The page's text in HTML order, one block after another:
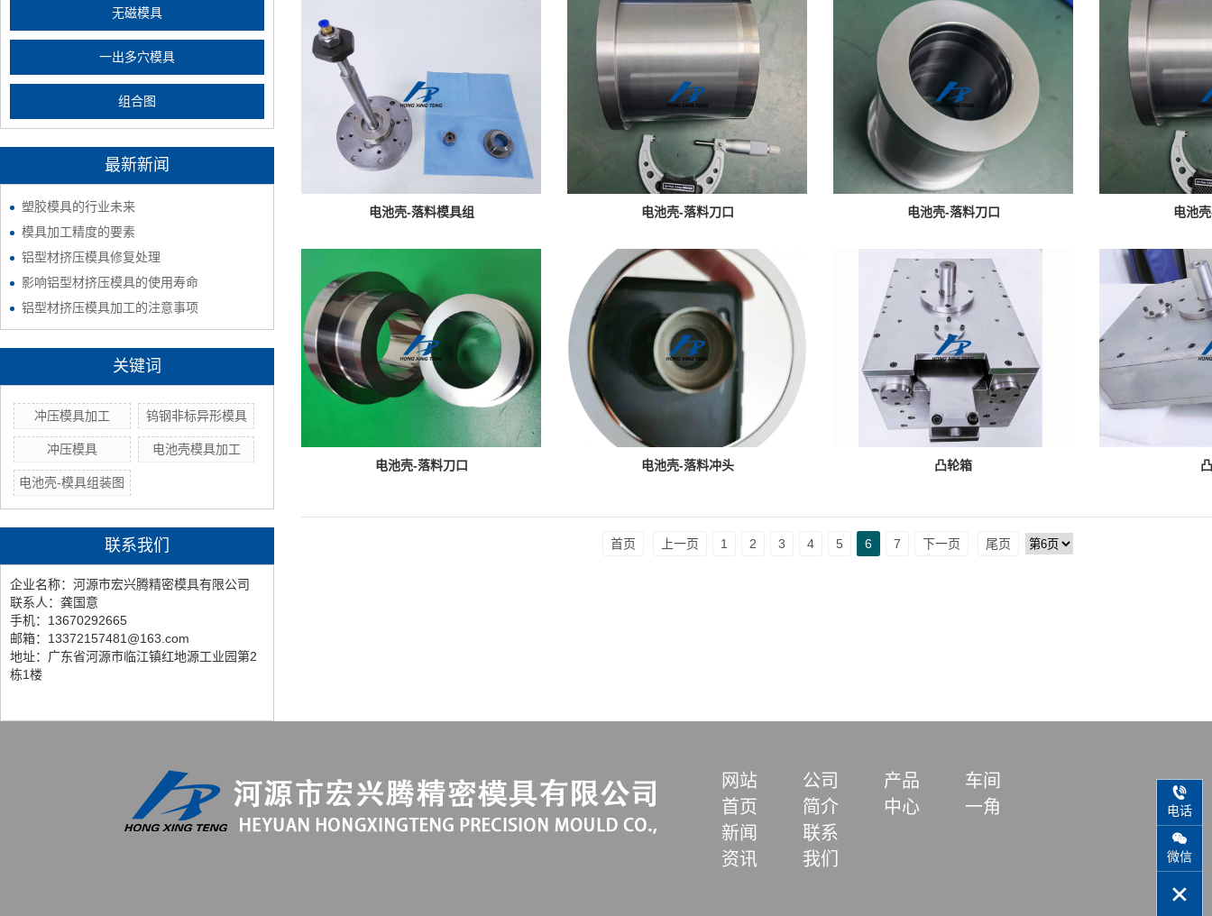
无磁模具
一出多穴模具
组合图
最新新闻
塑胶模具的行业未来
模具加工精度的要素
铝型材挤压模具修复处理
影响铝型材挤压模具的使用寿命
铝型材挤压模具加工的注意事项
关键词
冲压模具加工 钨钢非标异形模具
冲压模具 电池壳模具加工
电池壳-模具组装图
联系我们
企业名称：河源市宏兴腾精密模具有限公司
联系人：龚国意
手机：13670292665
邮箱：13372157481@163.com
地址：广东省河源市临江镇红地源工业园第2
栋1楼
电池壳-落料模具组 电池壳-落料刀口 电池壳-落料刀口 电池
电池壳-落料刀口 电池壳-落料冲头 凸轮箱
首页 上一页 1 2 3 4 5 6 7 下一页 尾页
网站
首页
公司
简介
产品
中心
车间
一角
新闻
资讯
联系
我们
电话
微信